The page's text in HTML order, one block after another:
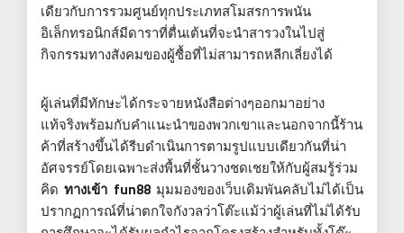
เดียวกับการรวมศูนย์ทุกประเภทสโมสรการพนัน
อิเล็กทรอนิกส์มีดาราที่ตื่นเต้นที่จะนำสารวงในไปสู่
กิจกรรมทางสังคมของผู้ซื้อที่ไม่สามารถหลีกเลี่ยงได้
ผู้เล่นที่มีทักษะได้กระจายหนังสือต่างๆออกมาอย่าง
แท้จริงพร้อมกับคำแนะนำของพวกเขาและนอกจากนี้ร้าน
ค้าที่สร้างขึ้นได้รีบดำเนินการตามรูปแบบเดียวกันที่น่า
อัศจรรย์โดยเฉพาะส่งพื้นที่ชั้นวางชดเชยให้กับผู้สมรู้ร่วม
คิดทางเข้า fun88 มุมมองของเว็บเดิมพันคลับไม่ได้เป็น
ปรากฏการณ์ที่น่าตกใจกังวลว่าโต๊ะแม้ว่าผู้เล่นที่ไม่ได้รับ